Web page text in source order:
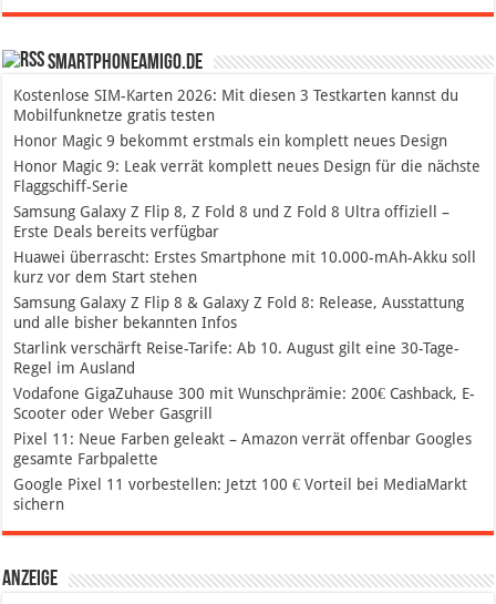
SmartphoneAmigo.de
Kostenlose SIM-Karten 2026: Mit diesen 3 Testkarten kannst du
Mobilfunknetze gratis testen
Honor Magic 9 bekommt erstmals ein komplett neues Design
Honor Magic 9: Leak verrät komplett neues Design für die nächste
Flaggschiff-Serie
Samsung Galaxy Z Flip 8, Z Fold 8 und Z Fold 8 Ultra offiziell –
Erste Deals bereits verfügbar
Huawei überrascht: Erstes Smartphone mit 10.000-mAh-Akku soll
kurz vor dem Start stehen
Samsung Galaxy Z Flip 8 & Galaxy Z Fold 8: Release, Ausstattung
und alle bisher bekannten Infos
Starlink verschärft Reise-Tarife: Ab 10. August gilt eine 30-Tage-
Regel im Ausland
Vodafone GigaZuhause 300 mit Wunschprämie: 200€ Cashback, E-
Scooter oder Weber Gasgrill
Pixel 11: Neue Farben geleakt – Amazon verrät offenbar Googles
gesamte Farbpalette
Google Pixel 11 vorbestellen: Jetzt 100 € Vorteil bei MediaMarkt
sichern
Anzeige